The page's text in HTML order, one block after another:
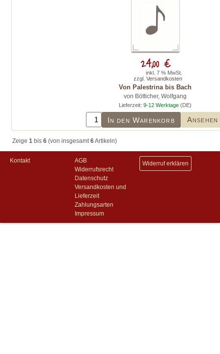
Von Palestrina bis Bach
von Bötticher, Wolfgang
Lieferzeit: 9-12 Werktage(DE)
In den Warenkorb Ansehen
24,00 €
inkl. 7 % MwSt.
zzgl. Versandkosten
Zeige 1 bis 6 (von insgesamt6Artikeln)
Kontakt
AGB
Widerrufsrecht
Datenschutz
Versandkosten und
Lieferzeit
Zahlungsarten
Impressum
Widerruf erklären